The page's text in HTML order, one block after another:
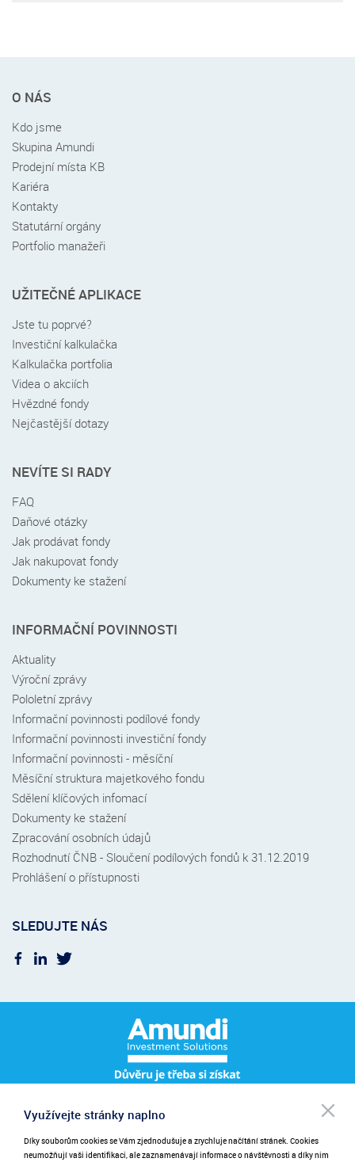
menu
patičce
O NÁS
Kdo jsme
Skupina Amundi
Prodejní místa KB
Kariéra
Kontakty
Statutární orgány
Portfolio manažeři
UŽITEČNÉ APLIKACE
Jste tu poprvé?
Investiční kalkulačka
Kalkulačka portfolia
Videa o akciích
Hvězdné fondy
Nejčastější dotazy
NEVÍTE SI RADY
FAQ
Daňové otázky
Jak prodávat fondy
Jak nakupovat fondy
Dokumenty ke stažení
INFORMAČNÍ POVINNOSTI
Aktuality
Výroční zprávy
Pololetní zprávy
Informační povinnosti podílové fondy
Informační povinnosti investiční fondy
Informační povinnosti - měsíční
Měsíční struktura majetkového fondu
Sdělení klíčových infomací
Dokumenty ke stažení
Zpracování osobních údajů
Rozhodnutí ČNB - Sloučení podílových fondů k 31.12.2019
Prohlášení o přístupnosti
SLEDUJTE NÁS
NEWSLETTER
Pro přihlášení k odběru novinek zadejte prosím váš e-mail.
Zadáním emailu poskytujete souhlas se zasíláním novinek.
Využívejte stránky naplno
Díky souborům cookies se Vám zjednodušuje a zrychluje načítání stránek. Cookies
neumožňují vaši identifikaci, ale zaznamenávají informace o návštěvnosti a díky nim